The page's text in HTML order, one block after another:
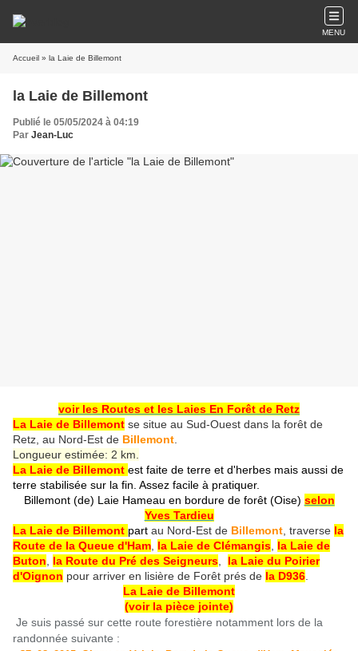
MENU
Accueil » la Laie de Billemont
la Laie de Billemont
Publié le 05/05/2024 à 04:19
Par Jean-Luc
voir les Routes et les Laies En Forêt de Retz
La Laie de Billemont se situe au Sud-Ouest dans la forêt de
Retz, au Nord-Est de Billemont
Longueur estimée: 2 km.
La Laie de Billemont est faite de terre et d'herbes mais aussi de
terre stabilisée sur la fin. Assez facile à pratiquer.
Billemont (de) Laie Hameau en bordure de forêt (Oise) selon
Yves Tardieu
La Laie de Billemont part au Nord-Est de Billemont , traverse la
Route de la Queue d'Ham la Laie de Clémangis la Laie de
Buton
la Route du Pré des Seigneurs
la Laie du Poirier
d'Oignon pour arriver en lisière de Forêt prés de la D936
La Laie de Billemont
(voir la pièce jointe)
Je suis passé sur cette route forestière notamment lors de la
randonnée suivante :